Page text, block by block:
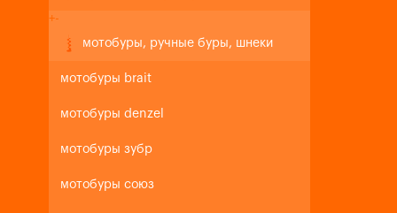
+-
мотобуры, ручные буры, шнеки
мотобуры brait
мотобуры denzel
мотобуры зубр
мотобуры союз